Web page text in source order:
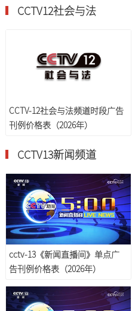
CCTV12社会与法
CCTV-12社会与法频道时段广告
刊例价格表（2026年）
CCTV13新闻频道
cctv-13《新闻直播间》单点广
告刊例价格表（2026年）